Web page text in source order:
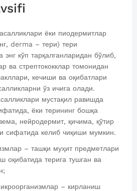
ёки пиодермитлар
derma – тери) тери
энг кўп тарқалганларидан бўлиб,
ва стрептококклар томонидан
кечиши ва оқибатлари
ўз ичига олади.
мустақил равишда
ёки терининг бошқа
нейродермит, қичима, қўтир
сифатида келиб чиқиши мумкин.
– ташқи муҳит предметлари
оқибатида терига тушган ва
– кирланиш